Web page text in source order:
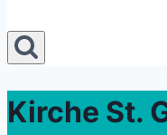
Kirche St.